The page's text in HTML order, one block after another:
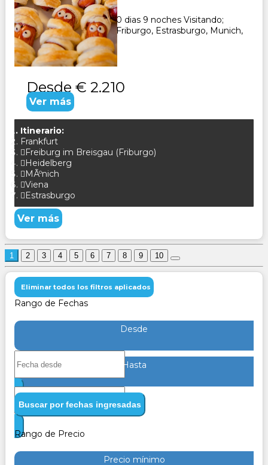
10Días9Noches
Paquete Turistico de 10 dias 9 noches Visitando;
Frankfurt, Heidelberg, Friburgo, Estrasburgo, Munich,
Viena,
Desde € 2.210
Ver más
Itinerario:
Frankfurt
Freiburg im Breisgau (Friburgo)
Heidelberg
MÃºnich
Viena
Estrasburgo
Ver más
1 2 3 4 5 6 7 8 9 10
Eliminar todos los filtros aplicados
Rango de Fechas
Desde
Hasta
Buscar por fechas ingresadas
Rango de Precio
Precio mínimo